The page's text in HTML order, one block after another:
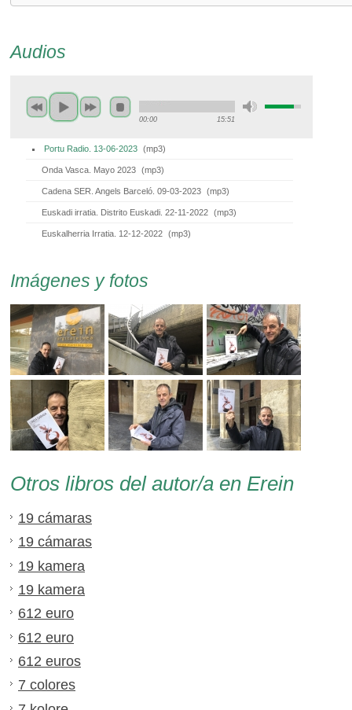
Audios
00:00 15:51
Portu Radio. 13-06-2023 (mp3)
Onda Vasca. Mayo 2023 (mp3)
Cadena SER. Angels Barceló. 09-03-2023 (mp3)
Euskadi irratia. Distrito Euskadi. 22-11-2022 (mp3)
Euskalherria Irratia. 12-12-2022 (mp3)
Imágenes y fotos
Otros libros del autor/a en Erein
19 cámaras
19 cámaras
19 kamera
19 kamera
612 euro
612 euro
612 euros
7 colores